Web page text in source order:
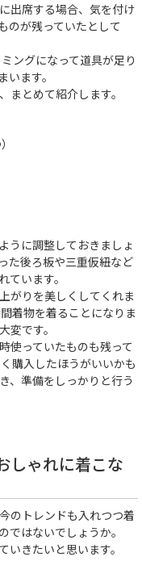
出席する場合、気を付け
のが残っていたとして
ングになって道具が足り
ます。
とめて紹介します。
うに調整しておきましょ
た後ろ板や三重仮紐など
います。
がりを美しくしてくれま
着物を着ることになりま
変です。
使っていたものも残って
購入したほうがいいかも
、準備をしっかりと行う
しゃれに着こな
のトレンドも入れつつ着
ではないでしょうか。
きたいと思います。